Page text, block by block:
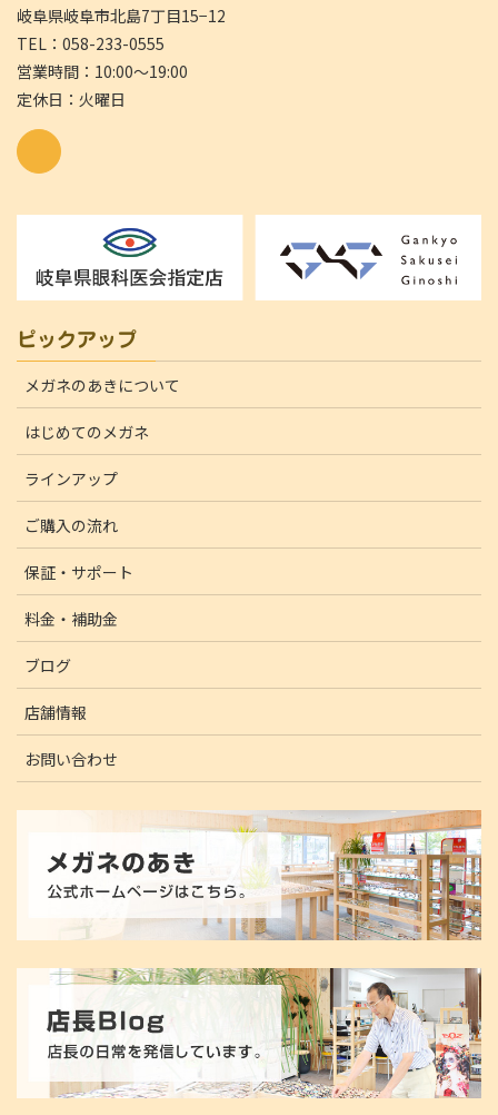
岐阜県岐阜市北島7丁目15−12
TEL：058-233-0555
営業時間：10:00～19:00
定休日：火曜日
ピックアップ
メガネのあきについて
はじめてのメガネ
ラインアップ
ご購入の流れ
保証・サポート
料金・補助金
ブログ
店舗情報
お問い合わせ